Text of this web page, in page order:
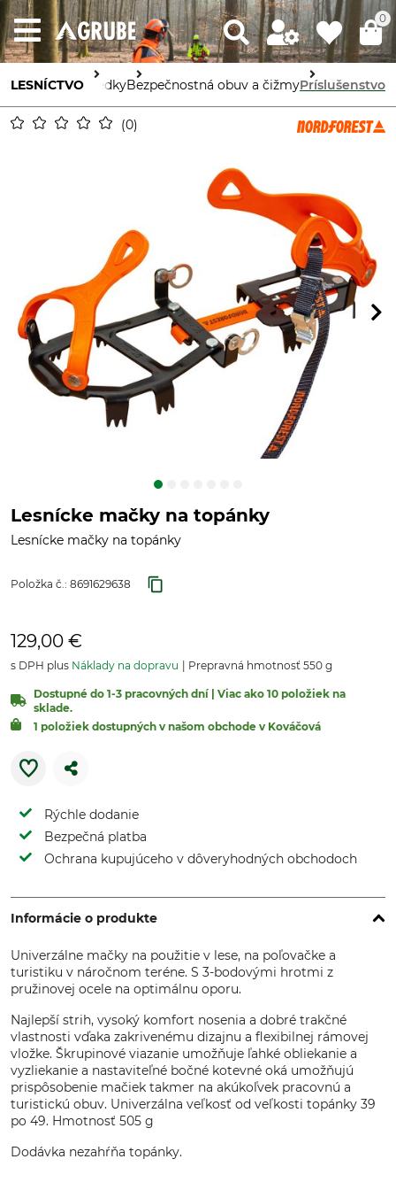
0
LESNÍCTVOprostriedkyBezpečnostná obuv a čižmyPríslušenstvo
0
Lesnícke mačky na topánky
Lesnícke mačky na topánky
Položka č.: 8691629638
129,00 €
s DPH plus Náklady na dopravu Prepravná hmotnosť 550 g
Dostupné do 1-3 pracovných dní | Viac ako 10 položiek na
sklade.
1 položiek dostupných v našom obchode v Kováčová
Rýchle dodanie
Bezpečná platba
Ochrana kupujúceho v dôveryhodných obchodoch
Informácie o produkte
Univerzálne mačky na použitie v lese, na poľovačke a
turistiku v náročnom teréne. S 3-bodovými hrotmi z
pružinovej ocele na optimálnu oporu.
Najlepší strih, vysoký komfort nosenia a dobré trakčné
vlastnosti vďaka zakrivenému dizajnu a flexibilnej rámovej
vložke. Škrupinové viazanie umožňuje ľahké obliekanie a
vyzliekanie a nastaviteľné bočné kotevné oká umožňujú
prispôsobenie mačiek takmer na akúkoľvek pracovnú a
turistickú obuv. Univerzálna veľkosť od veľkosti topánky 39
po 49. Hmotnosť 505 g
Dodávka nezahŕňa topánky.